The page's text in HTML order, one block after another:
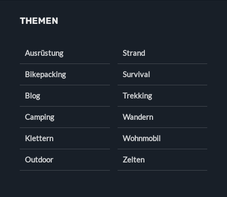
THEMEN
Ausrüstung
Bikepacking
Blog
Camping
Klettern
Outdoor
Strand
Survival
Trekking
Wandern
Wohnmobil
Zelten